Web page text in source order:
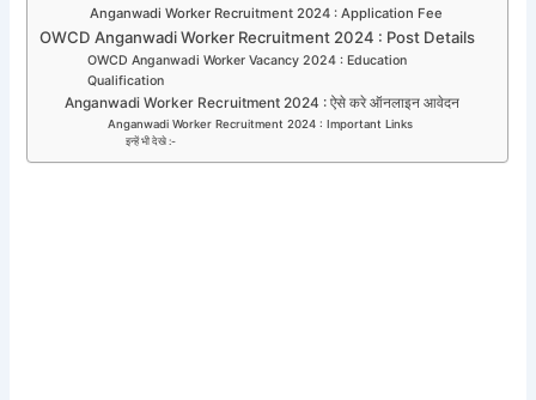
Anganwadi Worker Recruitment 2024 : Application Fee
OWCD Anganwadi Worker Recruitment 2024 : Post Details
OWCD Anganwadi Worker Vacancy 2024 : Education
Qualification
Anganwadi Worker Recruitment 2024 : ऐसे करे ऑनलाइन आवेदन
Anganwadi Worker Recruitment 2024 : Important Links
इन्हें भी देखे :-